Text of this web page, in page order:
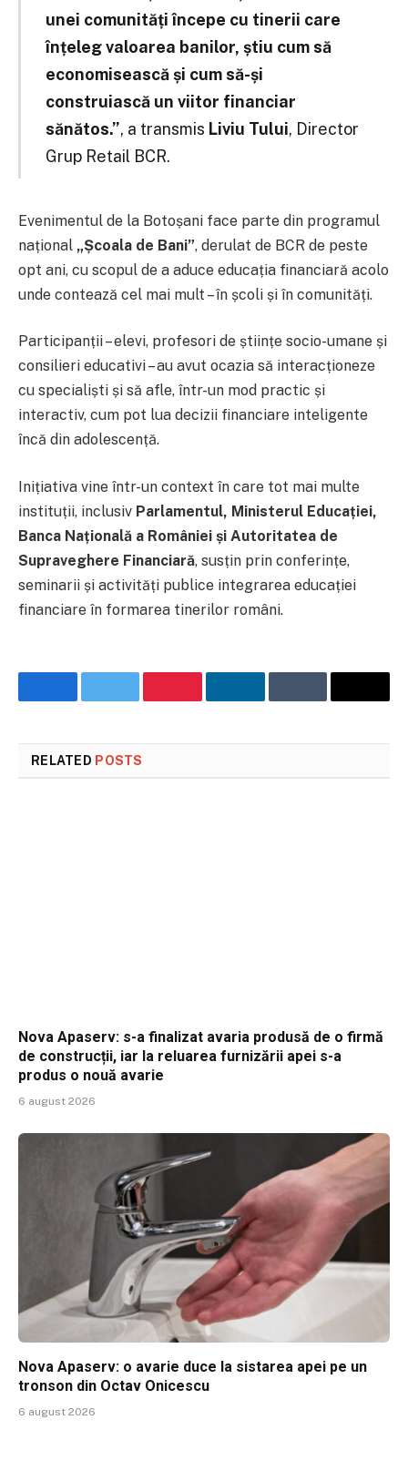
unei comunități începe cu tinerii care
înțeleg valoarea banilor, știu cum să
economisească și cum să-și
construiască un viitor financiar
sănătos.”, a transmis Liviu Tului, Director
Grup Retail BCR.
Evenimentul de la Botoșani face parte din programul
național „Școala de Bani”, derulat de BCR de peste
opt ani, cu scopul de a aduce educația financiară acolo
unde contează cel mai mult – în școli și în comunități.
Participanții – elevi, profesori de științe socio-umane și
consilieri educativi – au avut ocazia să interacționeze
cu specialiști și să afle, într-un mod practic și
interactiv, cum pot lua decizii financiare inteligente
încă din adolescență.
Inițiativa vine într-un context în care tot mai multe
instituții, inclusiv Parlamentul, Ministerul Educației,
Banca Națională a României și Autoritatea de
Supraveghere Financiară, susțin prin conferințe,
seminarii și activități publice integrarea educației
financiare în formarea tinerilor români.
FacebookTwitter PinterestLinkedInTumblr Email
RELATED POSTS
Nova Apaserv: s-a finalizat avaria produsă de o firmă
de construcții, iar la reluarea furnizării apei s-a
produs o nouă avarie
6 august 2026
Nova Apaserv: o avarie duce la sistarea apei pe un
tronson din Octav Onicescu
6 august 2026